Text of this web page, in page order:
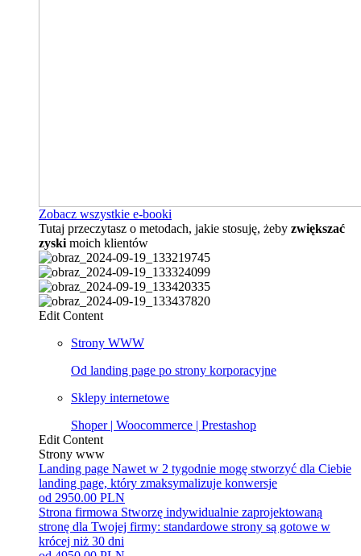
Zobacz wszystkie e-booki
Tutaj przeczytasz o metodach, jakie stosuję, żeby zwiększać
zyski moich klientów
Edit Content
Strony WWW
Od landing page po strony korporacyjne
Sklepy internetowe
Shoper | Woocommerce | Prestashop
Edit Content
Strony www
Landing page Nawet w 2 tygodnie mogę stworzyć dla Ciebie
landing page, który zmaksymalizuje konwersje
od 2950.00 PLN
Strona firmowa Stworzę indywidualnie zaprojektowaną
stronę dla Twojej firmy: standardowe strony są gotowe w
krócej niż 30 dni